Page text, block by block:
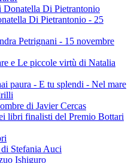
Di Pietrantonio
Di Pietrantonio - 25
Petrignani - 15 novembre
e Le piccole virtù di Natalia
paura - E tu splendi - Nel mare
di Javier Cercas
libri finalisti del Premio Bottari
Stefania Auci
Ishiguro